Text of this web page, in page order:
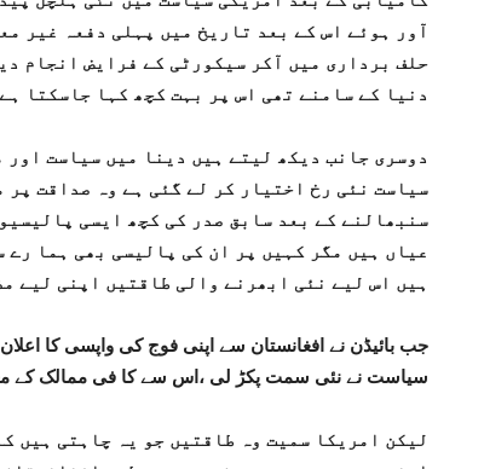
آور ہوئے اس کے بعد تاریخ میں پہلی دفعہ غیر
حلف برداری میں آکر سیکورٹی کے فرایض انجام
دنیا کے سامنے تھی اس پر بہت کچھ کہا جاسکتا
دوسری جانب دیکھ لیتے ہیں دینا میں سیاست اور
سیاست نئی رخ اختیار کر لے گئی ہے وہ صداقت
سنبھالنے کے بعد سابق صدر کی کچھ ایسی
عیاں ہیں مگر کہیں پر ان کی پالیسی بھی ہما
ہیں اس لیے نئی ابھرنے والی طاقتیں اپنی لیے
جب بائیڈن نے افغانستان سے اپنی فوج کی واپسی کا
سیاست نے نئی سمت پکڑ لی ،اس سے کا فی ممالک کے
لیکن امریکا سمیت وہ طاقتیں جو یہ چاہتی ہیں